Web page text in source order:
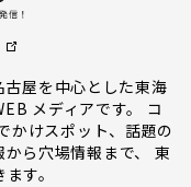
屋を中心とした東海
メディアです。 コ
かけスポット、話題の
ら穴場情報まで、 東
す。